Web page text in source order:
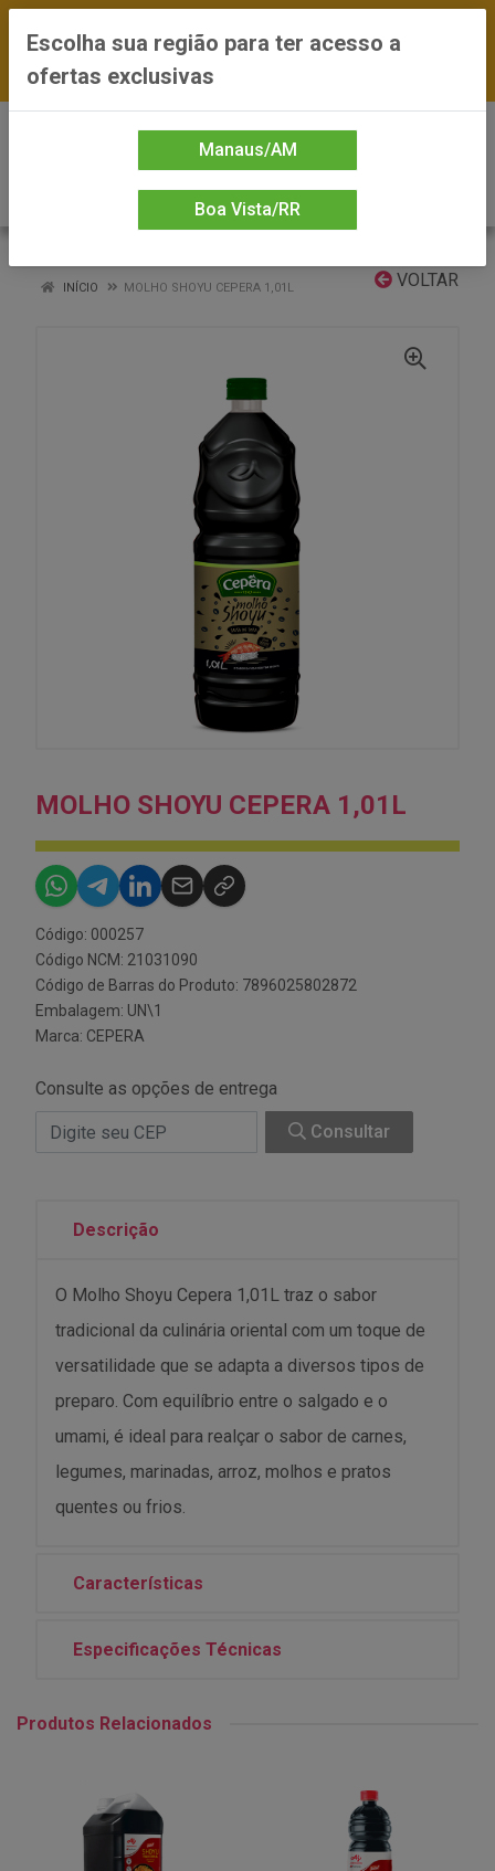
— *Preços exclusivos do site — Entrega em até
VOLTAR
INÍCIO MOLHO SHOYU CEPERA 1,01L
MOLHO SHOYU CEPERA 1,01L
Código: 000257
Código NCM: 21031090
Código de Barras do Produto: 7896025802872
Embalagem: UN\1
Marca: CEPERA
Consulte as opções de entrega
Consultar
Descrição
O Molho Shoyu Cepera 1,01L traz o sabor
tradicional da culinária oriental com um toque de
versatilidade que se adapta a diversos tipos de
preparo. Com equilíbrio entre o salgado e o
umami, é ideal para realçar o sabor de carnes,
legumes, marinadas, arroz, molhos e pratos
quentes ou frios.
Características
Especificações Técnicas
Produtos Relacionados
Escolha sua região para ter acesso a
ofertas exclusivas
Manaus/AM
Boa Vista/RR